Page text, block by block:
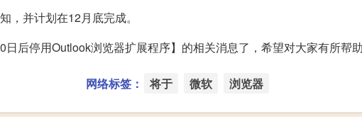
，并计划在12月底完成。
后停用Outlook浏览器扩展程序】的相关消息了，希望对大家有所帮助
网络标签： 将于 微软 浏览器